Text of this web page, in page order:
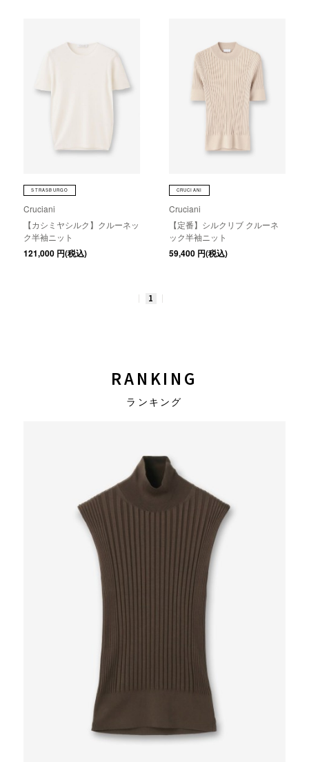
STRASBURGO
Cruciani
【カシミヤシルク】クルーネッ
ク半袖ニット
121,000 円(税込)
CRUCIANI
Cruciani
【定番】シルクリブ クルーネ
ック半袖ニット
59,400 円(税込)
1
RANKING
ランキング